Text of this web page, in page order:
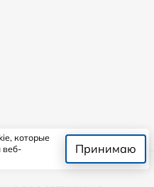
которые
веб-
Принимаю